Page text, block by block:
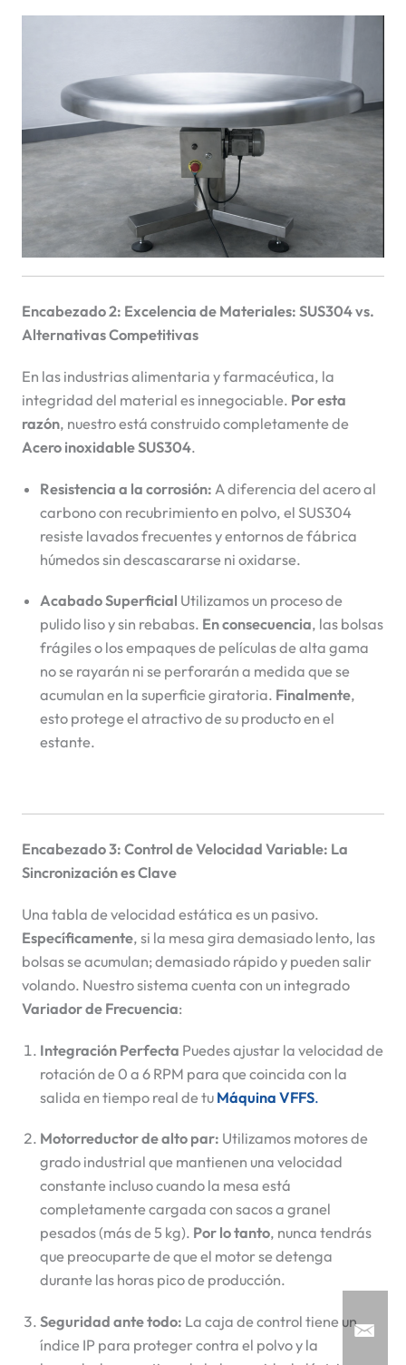
Encabezado 2: Excelencia de Materiales: SUS304 vs.
Alternativas Competitivas
En las industrias alimentaria y farmacéutica, la
integridad del material es innegociable. Por esta
razón, nuestroestá construido completamente de
Acero inoxidable SUS304.
Resistencia a la corrosión: A diferencia del acero al
carbono con recubrimiento en polvo, el SUS304
resiste lavados frecuentes y entornos de fábrica
húmedos sin descascararse ni oxidarse.
Acabado Superficial Utilizamos un proceso de
pulido liso y sin rebabas. En consecuencia, las bolsas
frágiles o los empaques de películas de alta gama
no se rayarán ni se perforarán a medida que se
acumulan en la superficie giratoria. Finalmente,
esto protege el atractivo de su producto en el
estante.
Encabezado 3: Control de Velocidad Variable: La
Sincronización es Clave
Una tabla de velocidad estática es un pasivo.
Específicamente, si la mesa gira demasiado lento, las
bolsas se acumulan; demasiado rápido y pueden salir
volando. Nuestro sistema cuenta con un integrado
Variador de Frecuencia:
Integración Perfecta Puedes ajustar la velocidad de
rotación de 0 a 6 RPM para que coincida con la
salida en tiempo real de tu Máquina VFFS.
Motorreductor de alto par: Utilizamos motores de
grado industrial que mantienen una velocidad
constante incluso cuando la mesa está
completamente cargada con sacos a granel
pesados (más de 5 kg). Por lo tanto, nunca tendrás
que preocuparte de que el motor se detenga
durante las horas pico de producción.
Seguridad ante todo: La caja de control tiene un
índice IP para proteger contra el polvo y la